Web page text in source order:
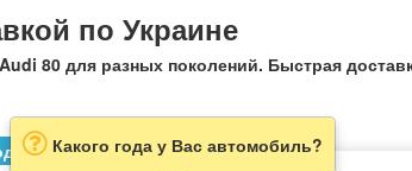
по Украине
80 для разных поколений. Быстрая
ли товар к нему
Какого года у Вас автомобиль?